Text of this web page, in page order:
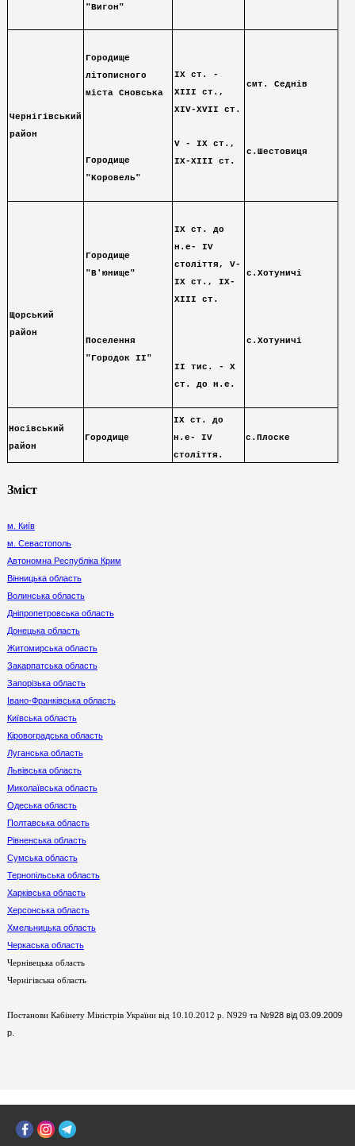
"Вигон"
Чернігівський
район
Городище
літописного
міста Сновська
Городище
"Коровель"
ІХ ст. -
ХІІІ ст.,
ХІV-ХVІІ ст.
V - IХ ст.,
ІХ-ХІІІ ст.
смт. Седнів
с.Шестовиця
Щорський
район
Городище
"В'юнище"
Поселення
"Городок ІІ"
ІX ст. до
н.е- ІV
століття, V-
ІХ ст., ІХ-
ХІІІ ст.
ІІ тис. - Х
ст. до н.е.
с.Хотуничі
с.Хотуничі
Носівський
район
Городище
ІX ст. до
н.е- ІV
століття.
с.Плоске
Зміст
м. Київ
м. Севастополь
Автономна Республіка Крим
Вінницька область
Волинська область
Дніпропетровська область
Донецька область
Житомирська область
Закарпатська область
Запорізька область
Івано-Франківська область
Київська область
Кіровоградська область
Луганська область
Львівська область
Миколаївська область
Одеська область
Полтавська область
Рівненська область
Сумська область
Тернопільська область
Харківська область
Херсонська область
Хмельницька область
Черкаська область
Чернівецька область
Чернігівська область
Постанови Кабінету Міністрів України від 10.10.2012 р. N929 та №928 від 03.09.2009
р.